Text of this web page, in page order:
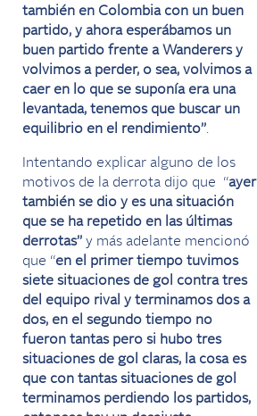
también en Colombia con un buen
partido, y ahora esperábamos un
buen partido frente a Wanderers y
volvimos a perder, o sea, volvimos a
caer en lo que se suponía era una
levantada, tenemos que buscar un
equilibrio en el rendimiento”.
Intentando explicar alguno de los
motivos de la derrota dijo que “ayer
también se dio y es una situación
que se ha repetido en las últimas
derrotas” y más adelante mencionó
que “en el primer tiempo tuvimos
siete situaciones de gol contra tres
del equipo rival y terminamos dos a
dos, en el segundo tiempo no
fueron tantas pero si hubo tres
situaciones de gol claras, la cosa es
que con tantas situaciones de gol
terminamos perdiendo los partidos,